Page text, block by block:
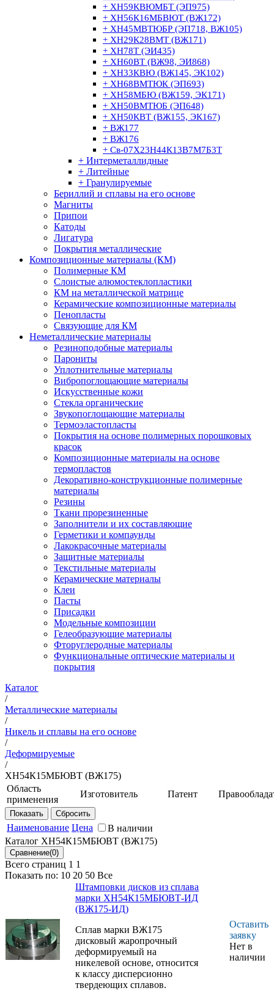
+ ХН59КВЮМБТ (ЭП975)
+ ХН56К16МБВЮТ (ВЖ172)
+ ХН45МВТЮБР (ЭП718, ВЖ105)
+ ХН29К28ВМТ (ВЖ171)
+ ХН78Т (ЭИ435)
+ ХН60ВТ (ВЖ98, ЭИ868)
+ ХН33КВЮ (ВЖ145, ЭК102)
+ ХН68ВМТЮК (ЭП693)
+ ХН58МБЮ (ВЖ159, ЭК171)
+ ХН50ВМТЮБ (ЭП648)
+ ХН50КВТ (ВЖ155, ЭК167)
+ ВЖ177
+ ВЖ176
+ Св-07Х23Н44К13В7М7Б3Т
+ Интерметаллидные
+ Литейные
+ Гранулируемые
Бериллий и сплавы на его основе
Магниты
Припои
Катоды
Лигатура
Покрытия металлические
Композиционные материалы (КМ)
Полимерные КМ
Слоистые алюмостеклопластики
КМ на металлической матрице
Керамические композиционные материалы
Пенопласты
Связующие для КМ
Неметаллические материалы
Резиноподобные материалы
Парониты
Уплотнительные материалы
Вибропоглощающие материалы
Искусственные кожи
Стекла органические
Звукопоглощающие материалы
Термоэластопласты
Покрытия на основе полимерных порошковых
красок
Композиционные материалы на основе
термопластов
Декоративно-конструкционные полимерные
материалы
Резины
Ткани прорезиненные
Заполнители и их составляющие
Герметики и компаунды
Лакокрасочные материалы
Защитные материалы
Текстильные материалы
Керамические материалы
Клеи
Пасты
Присадки
Модельные композиции
Гелеобразующие материалы
Фторуглеродные материалы
Функциональные оптические материалы и
покрытия
Каталог
/
Металлические материалы
/
Никель и сплавы на его основе
/
Деформируемые
/
ХН54К15МБЮВТ (ВЖ175)
Область
применения
Штамповки
дисков ГТД,
работающих
при
температуре
до 750 °С
Изготовитель
институт" -
ВИАМ
Патент
Наименование Цена
В наличии
Каталог ХН54К15МБЮВТ (ВЖ175)
Всего страниц 1 1
Показать по: 10 20 50 Все
Штамповки дисков из сплава
марки ХН54К15МБЮВТ-ИД
(ВЖ175-ИД)
Сплав марки ВЖ175
дисковый жаропрочный
деформируемый на
никелевой основе, относится
к классу дисперсионно
твердеющих сплавов.
Оставить
заявку
Нет в
наличии